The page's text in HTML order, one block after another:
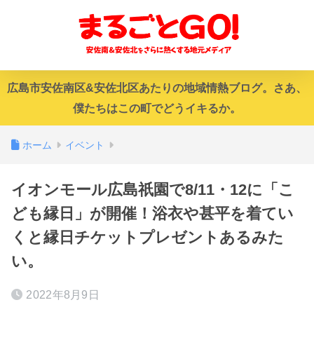
広島市安佐南区&安佐北区あたりの地域情熱ブログ。さあ、
僕たちはこの町でどうイキるか。
ホーム イベント
イオンモール広島祇園で8/11・12に「こ
ども縁日」が開催！浴衣や甚平を着てい
くと縁日チケットプレゼントあるみた
い。
2022年8月9日